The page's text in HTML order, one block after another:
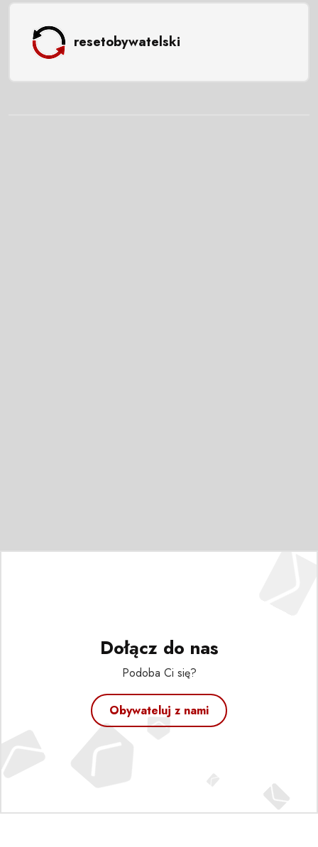
resetobywatelski
Dołącz do nas
Podoba Ci się?
Obywateluj z nami